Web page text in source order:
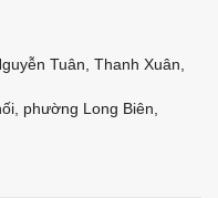
Tuân, Thanh Xuân,
phường Long Biên,